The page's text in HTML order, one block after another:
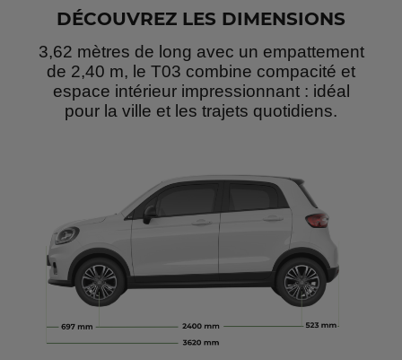
DÉCOUVREZ LES DIMENSIONS
3,62 mètres de long avec un empattement
de 2,40 m, le T03 combine compacité et
espace intérieur impressionnant : idéal
pour la ville et les trajets quotidiens.